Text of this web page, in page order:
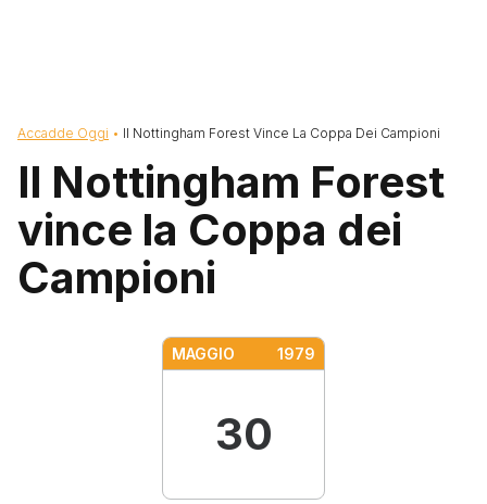
Briciole di pane
Accadde Oggi Il Nottingham Forest Vince La Coppa Dei Campioni
Il Nottingham Forest
vince la Coppa dei
Campioni
MAGGIO 1979
30